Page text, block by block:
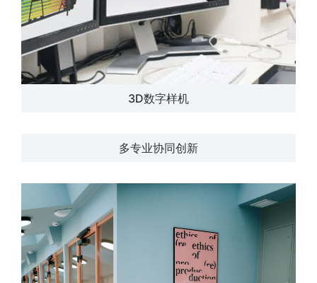
3D数字样机
多专业协同创新